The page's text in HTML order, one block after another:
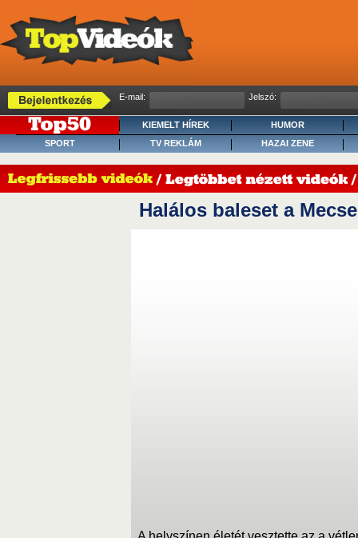
E-mail: Jelszó:
KIEMELT HÍREK
HUMOR
SPORT
TV REKLÁM HAZAI ZENE
Halálos baleset a